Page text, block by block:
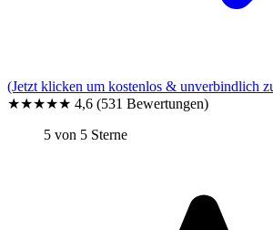
(Jetzt klicken um kostenlos & unverbindlich
★★★★★ 4,6 (531 Bewertungen)
5 von 5 Sterne